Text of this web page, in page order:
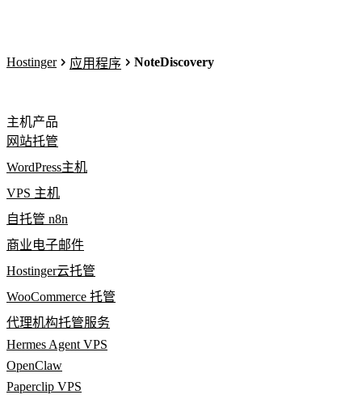
Hostinger 应用程序 NoteDiscovery
主机产品
网站托管
WordPress主机
VPS 主机
自托管 n8n
商业电子邮件
Hostinger云托管
WooCommerce 托管
代理机构托管服务
Hermes Agent VPS
OpenClaw
Paperclip VPS